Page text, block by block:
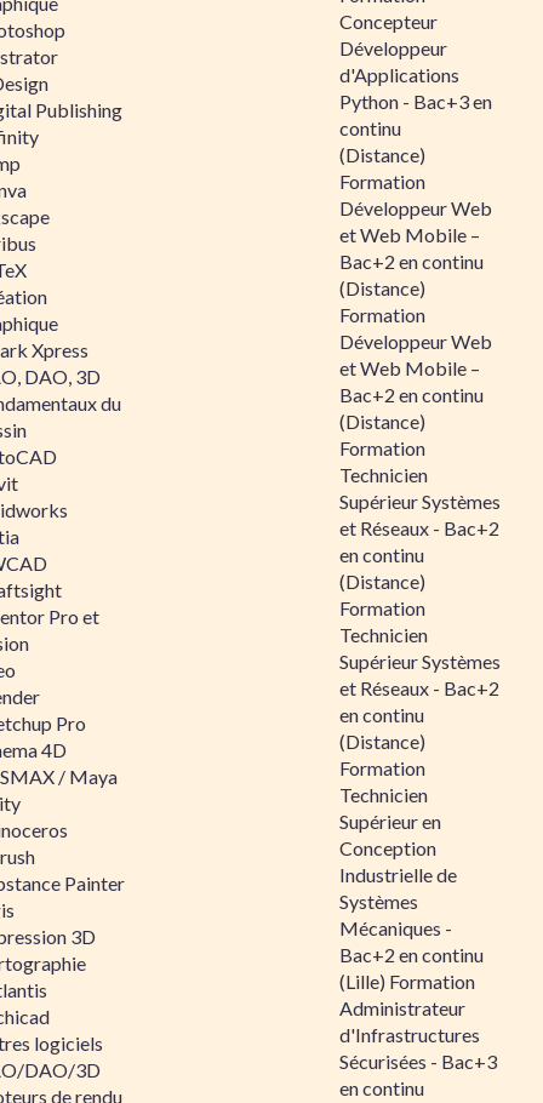
Publishing
Xpress
DAO, 3D
du
Pro et
Pro
4D
/ Maya
Painter
3D
logiciels
DAO/3D
de rendu
Concepteur
Développeur
d'Applications
Python - Bac+3 en
continu
(Distance)
Formation
Développeur Web
et Web Mobile –
Bac+2 en continu
(Distance)
Formation
Développeur Web
et Web Mobile –
Bac+2 en continu
(Distance)
Formation
Technicien
Supérieur Systèmes
et Réseaux - Bac+2
en continu
(Distance)
Formation
Technicien
Supérieur Systèmes
et Réseaux - Bac+2
en continu
(Distance)
Formation
Technicien
Supérieur en
Conception
Industrielle de
Systèmes
Mécaniques -
Bac+2 en continu
(Lille) Formation
Administrateur
d'Infrastructures
Sécurisées - Bac+3
en continu